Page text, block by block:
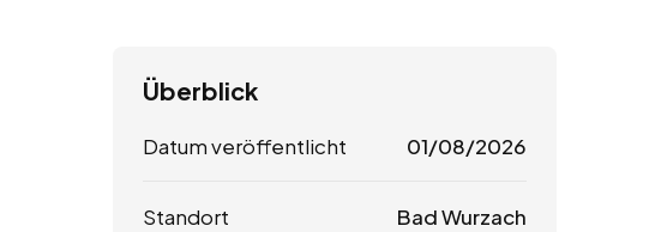
Überblick
Datum veröffentlicht 01/08/2026
Standort Bad Wurzach